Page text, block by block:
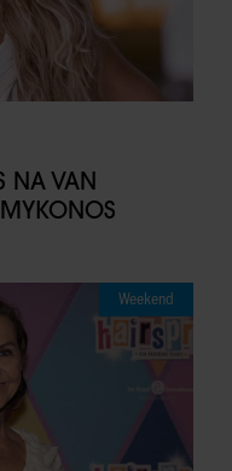
NA VAN
Weekend